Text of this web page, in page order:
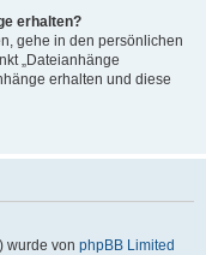
erhalten?
gehe in den persönlichen
„Dateianhänge
erhalten und diese
wurde von phpBB Limited